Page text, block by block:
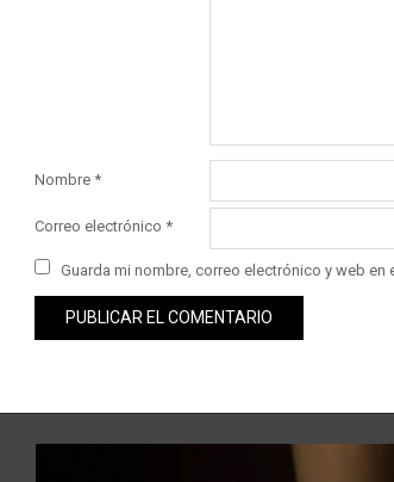
Nombre *
Correo electrónico *
Guarda mi nombre, correo electrónico y web en